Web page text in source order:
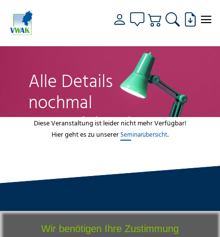
Alle Details
nochmal
genau fokussiert
Diese Veranstaltung ist leider nicht mehr Verfügbar!
Hier geht es zu unserer Seminarübersicht.
VWAK
Karriere
Standorte
Darmstadt
Bildungsangebot
Ausbildung
Wir benötigen Ihre Zustimmung